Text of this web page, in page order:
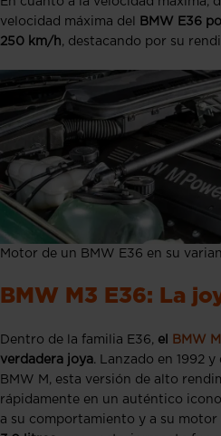
velocidad máxima del
BMW E36
250 km/h, destacando por su
Motor de un BMW E36 en su
BMW M3 E36: La
Dentro de la familia E36, el BMW
verdadera joya. Lanzado en 1992
BMW M, esta versión de alto
rápidamente en un auténtico
a su comportamiento y a su motor